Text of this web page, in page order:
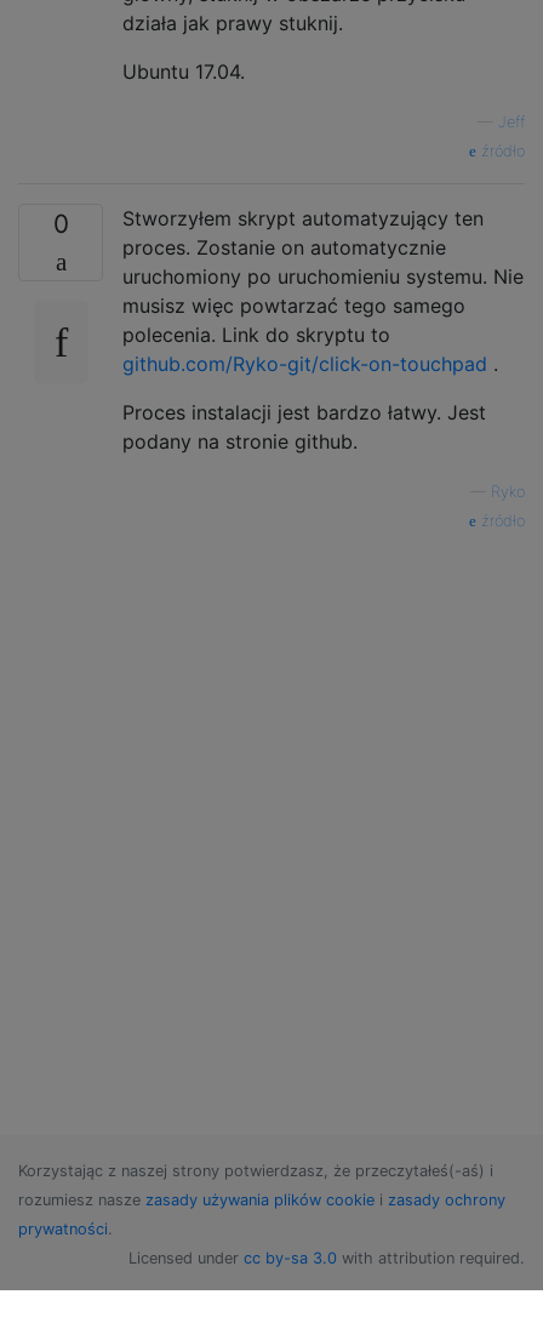
działa jak prawy stuknij.
Ubuntu 17.04.
Jeff
źródło
0
Stworzyłem skrypt automatyzujący ten
proces. Zostanie on automatycznie
uruchomiony po uruchomieniu systemu. Nie
musisz więc powtarzać tego samego
polecenia. Link do skryptu to
github.com/Ryko-git/click-on-touchpad .
Proces instalacji jest bardzo łatwy. Jest
podany na stronie github.
Ryko
źródło
Korzystając z naszej strony potwierdzasz, że przeczytałeś(-aś) i
rozumiesz nasze zasady używania plików cookie i zasady ochrony
prywatności.
Licensed under cc by-sa 3.0 with attribution required.